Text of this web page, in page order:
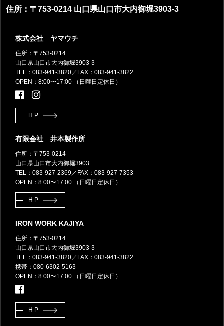
住所：〒753-0214 山口県山口市大内御堀3903-3
株式会社 ヤマウチ
住所：〒753-0214
山口県山口市大内御堀3903-3
TEL：083-941-3820 ／FAX：083-941-3822
OPEN：8:00〜17:00 （日曜日定休日）
HP
有限会社 井本製作所
住所：〒753-0214
山口県山口市大内御堀3903
TEL：083-927-2369 ／FAX：083-927-7353
OPEN：8:00〜17:00 （日曜日定休日）
HP
IRON WORK KAJIYA
住所：〒753-0214
山口県山口市大内御堀3903-3
TEL：083-941-3820 ／FAX：083-941-3822
携帯：080-6302-5163
OPEN：8:00〜17:00 （日曜日定休日）
HP